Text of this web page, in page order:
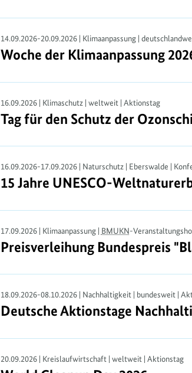
14.09.2026-20.09.2026 | Klimaanpassung |
Woche der Klimaanpassung
Woche der Klimaanpassung
16.09.2026 | Klimaschutz | weltweit | Aktionstag
Tag für den Schutz der
Tag für den Schutz der
16.09.2026-17.09.2026 | Naturschutz | Eberswalde |
15 Jahre UNESCO-
15 Jahre UNESCO-
17.09.2026 | Klimaanpassung | BMUKN-
Preisverleihung Bundespreis
Preisverleihung Bundespreis
18.09.2026-08.10.2026 | Nachhaltigkeit | bundesweit |
Deutsche Aktionstage
Deutsche Aktionstage
20.09.2026 | Kreislaufwirtschaft | weltweit | Aktionstag